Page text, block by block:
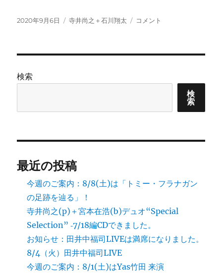
投
2020年9月6日
カ
寺井尚之＋石川翔太
今
足
座
コメント
検索
検
索
最近の投稿
今週のご案内：8/8(土)は「トミー・フラナガン
の足跡を辿る」！
寺井尚之(p)＋宮本在浩(b)デュオ“Special
Selection” ‐7/18編CDできました。
お知らせ：田井中福司LIVEは満席になりました。
8/4（火）田井中福司LIVE
今週のご案内：8/1(土)はYas竹田 来演